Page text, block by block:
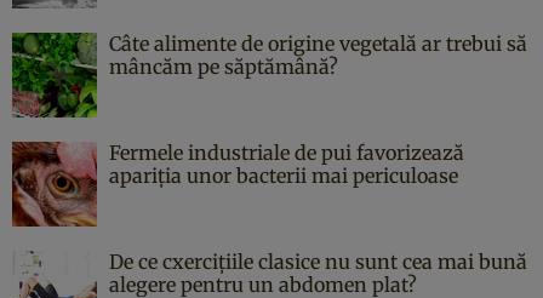
Câte alimente de origine vegetală ar trebui să
mâncăm pe săptămână?
Fermele industriale de pui favorizează
apariția unor bacterii mai periculoase
De ce cxercițiile clasice nu sunt cea mai bună
alegere pentru un abdomen plat?